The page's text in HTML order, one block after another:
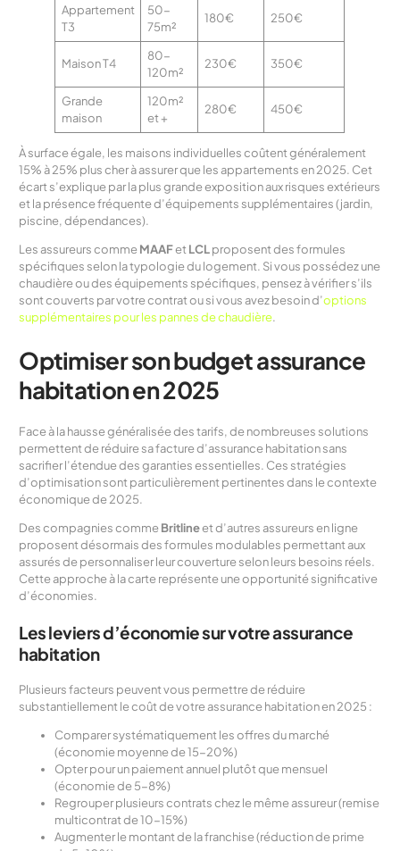
Appartement
T3
50-
75m²
180€ 250€
Maison T4
80-
120m²
230€ 350€
Grande
maison
120m²
et +
280€ 450€
À surface égale, les maisons individuelles coûtent généralement
15% à 25% plus cher à assurer que les appartements en 2025. Cet
écart s’explique par la plus grande exposition aux risques extérieurs
et la présence fréquente d’équipements supplémentaires (jardin,
piscine, dépendances).
Les assureurs commeMAAFetLCLproposent des formules
spécifiques selon la typologie du logement. Si vous possédez une
chaudière ou des équipements spécifiques, pensez à vérifier s’ils
sont couverts par votre contrat ou si vous avez besoin d’options
supplémentaires pour les pannes de chaudière.
Optimiser son budget assurance
habitation en 2025
Face à la hausse généralisée des tarifs, de nombreuses solutions
permettent de réduire sa facture d’assurance habitation sans
sacrifier l’étendue des garanties essentielles. Ces stratégies
d’optimisation sont particulièrement pertinentes dans le contexte
économique de 2025.
Des compagnies commeBritlineet d’autres assureurs en ligne
proposent désormais des formules modulables permettant aux
assurés de personnaliser leur couverture selon leurs besoins réels.
Cette approche à la carte représente une opportunité significative
d’économies.
Les leviers d’économie sur votre assurance
habitation
Plusieurs facteurs peuvent vous permettre de réduire
substantiellement le coût de votre assurance habitation en 2025 :
Comparer systématiquement les offres du marché
(économie moyenne de 15-20%)
Opter pour un paiement annuel plutôt que mensuel
(économie de 5-8%)
Regrouper plusieurs contrats chez le même assureur (remise
multicontrat de 10-15%)
Augmenter le montant de la franchise (réduction de prime